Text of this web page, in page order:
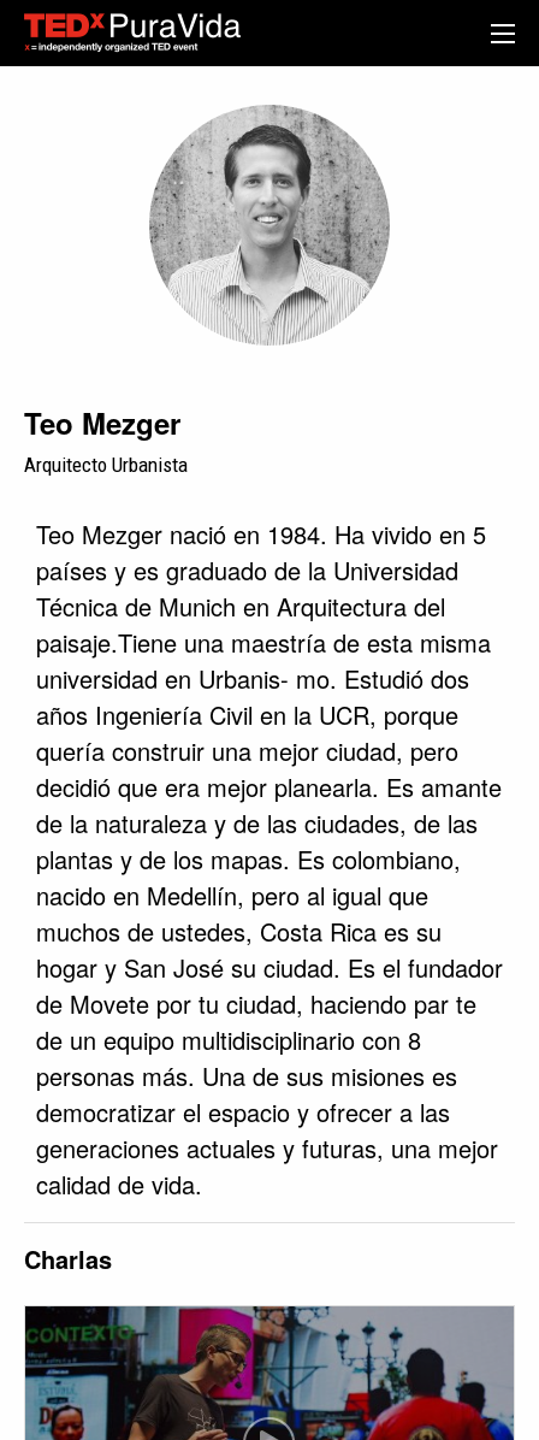
Teo Mezger
Arquitecto Urbanista
Teo Mezger nació en 1984. Ha vivido en 5
países y es graduado de la Universidad
Técnica de Munich en Arquitectura del
paisaje.Tiene una maestría de esta misma
universidad en Urbanis- mo. Estudió dos
años Ingeniería Civil en la UCR, porque
quería construir una mejor ciudad, pero
decidió que era mejor planearla. Es amante
de la naturaleza y de las ciudades, de las
plantas y de los mapas. Es colombiano,
nacido en Medellín, pero al igual que
muchos de ustedes, Costa Rica es su
hogar y San José su ciudad. Es el fundador
de Movete por tu ciudad, haciendo par te
de un equipo multidisciplinario con 8
personas más. Una de sus misiones es
democratizar el espacio y ofrecer a las
generaciones actuales y futuras, una mejor
calidad de vida.
Charlas